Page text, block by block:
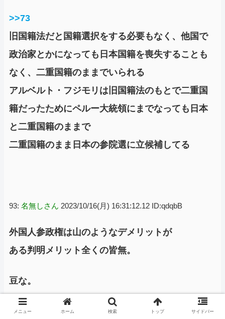
>>73
旧国籍法だと国籍選択をする必要もなく、他国で
政治家とかになっても日本国籍を喪失することも
なく、二重国籍のままでいられる
アルベルト・フジモリは旧国籍法のもとで二重国
籍だったためにペルー大統領にまでなっても日本
と二重国籍のままで
二重国籍のまま日本の参院選に立候補してる
93: 名無しさん 2023/10/16(月) 16:31:12.12 ID:qdqbB
外国人参政権は山のようなデメリットが
ある判明メリット全くの皆無。
豆な。
メニュー ホーム 検索 トップ サイドバー